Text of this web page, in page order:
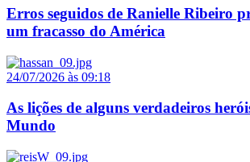
Erros seguidos de Ranielle Ribeiro
um fracasso do América
24/07/2026 às 09:18
As lições de alguns verdadeiros
Mundo